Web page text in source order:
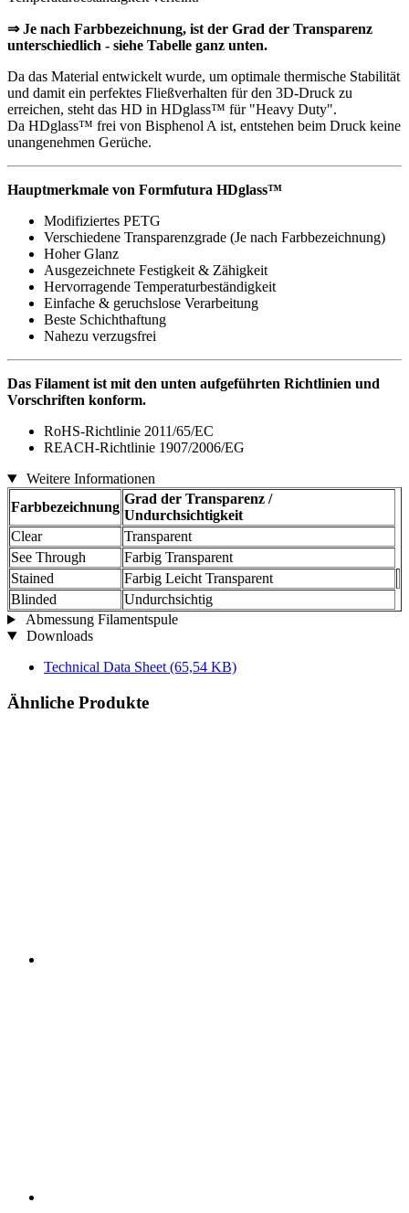
⇒ Je nach Farbbezeichnung, ist der Grad der Transparenz
unterschiedlich - siehe Tabelle ganz unten.
Da das Material entwickelt wurde, um optimale thermische Stabilität
und damit ein perfektes Fließverhalten für den 3D-Druck zu
erreichen, steht das HD in HDglass™ für "Heavy Duty".
Da HDglass™ frei von Bisphenol A ist, entstehen beim Druck keine
unangenehmen Gerüche.
Hauptmerkmale von Formfutura HDglass™
Modifiziertes PETG
Verschiedene Transparenzgrade (Je nach Farbbezeichnung)
Hoher Glanz
Ausgezeichnete Festigkeit & Zähigkeit
Hervorragende Temperaturbeständigkeit
Einfache & geruchslose Verarbeitung
Beste Schichthaftung
Nahezu verzugsfrei
Das Filament ist mit den unten aufgeführten Richtlinien und
Vorschriften konform.
RoHS-Richtlinie 2011/65/EC
REACH-Richtlinie 1907/2006/EG
Weitere Informationen
Farbbezeichnung
Grad der Transparenz /
Undurchsichtigkeit
Clear
Transparent
See Through
Farbig Transparent
Stained
Farbig Leicht Transparent
Blinded
Undurchsichtig
Abmessung Filamentspule
Downloads
Technical Data Sheet (65,54 KB)
Ähnliche Produkte